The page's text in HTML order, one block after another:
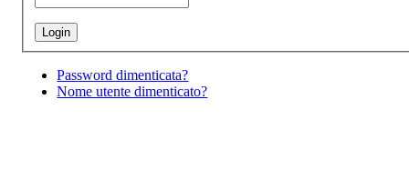
Password dimenticata?
Nome utente dimenticato?